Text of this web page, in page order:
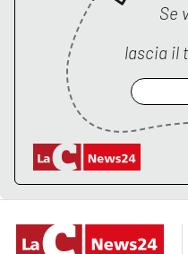
Lacitymag.it
Lacapitalenews.it
Ilreggino.it
Cosenzachannel.it
Ilvibonese.it
Catanzarochannel.it
Se
lascia il